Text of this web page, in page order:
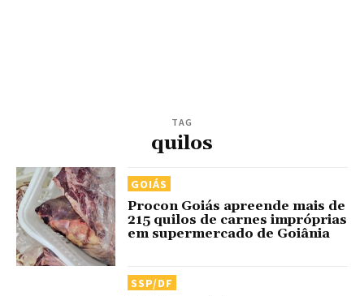
TAG
quilos
GOIÁS
Procon Goiás apreende mais de
215 quilos de carnes impróprias
em supermercado de Goiânia
SSP/DF